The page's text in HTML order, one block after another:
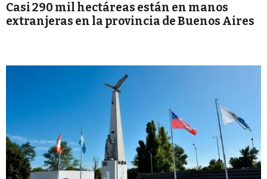
Casi 290 mil hectáreas están en manos
extranjeras en la provincia de Buenos Aires